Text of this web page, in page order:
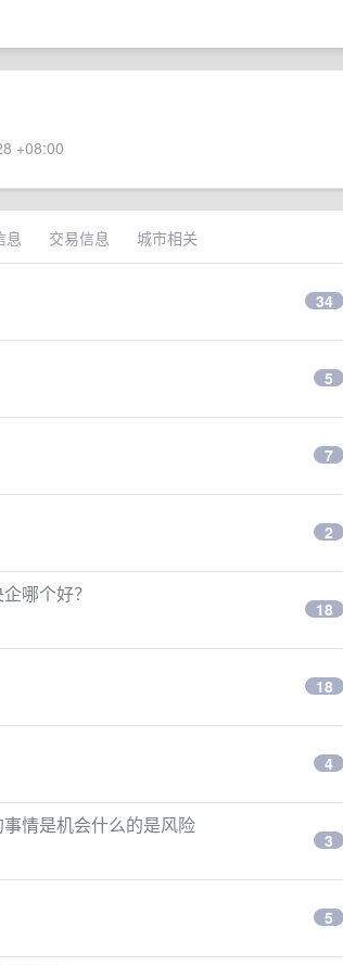
+08:00
息 交易信息 城市相关
34
5
7
2
哪个好？
18
18
4
情是机会什么的是风险
3
5